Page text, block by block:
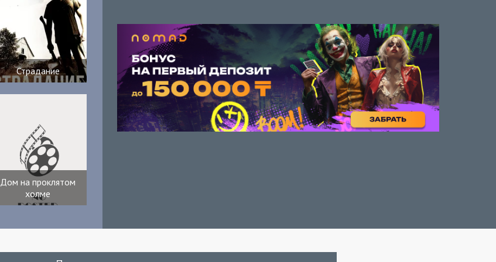
Страдание
Дом на проклятом
холме